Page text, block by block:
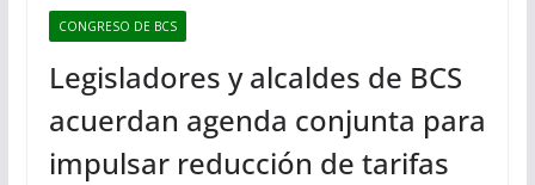
CONGRESO DE BCS
Legisladores y alcaldes de BCS
acuerdan agenda conjunta para
impulsar reducción de tarifas